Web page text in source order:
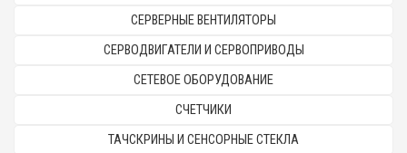
СЕРВЕРНЫЕ ВЕНТИЛЯТОРЫ
СЕРВОДВИГАТЕЛИ И СЕРВОПРИВОДЫ
СЕТЕВОЕ ОБОРУДОВАНИЕ
СЧЕТЧИКИ
ТАЧСКРИНЫ И СЕНСОРНЫЕ СТЕКЛА